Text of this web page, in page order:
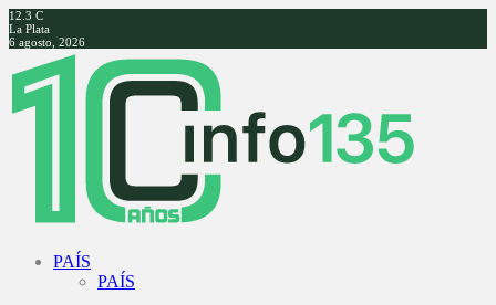
12.3 C
La Plata
6 agosto, 2026
Facebook
Twitter
Instagram
Youtube
PAÍS
PAÍS